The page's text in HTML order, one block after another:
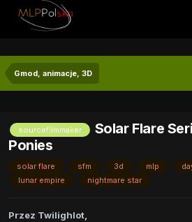
Gmod, animacje, 3D
sourcefilmmaker
Solar Flare
Ponies
solar flare sfm 3d mlp
lunar empire
nightmare star
Przez Twilighlot,